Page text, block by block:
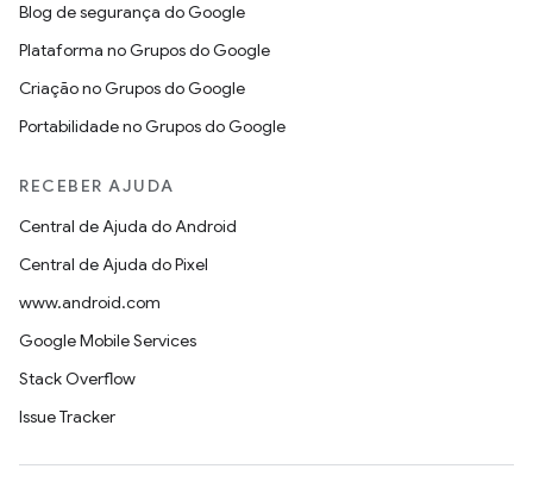
Blog de segurança do Google
Plataforma no Grupos do Google
Criação no Grupos do Google
Portabilidade no Grupos do Google
RECEBER AJUDA
Central de Ajuda do Android
Central de Ajuda do Pixel
www.android.com
Google Mobile Services
Stack Overflow
Issue Tracker